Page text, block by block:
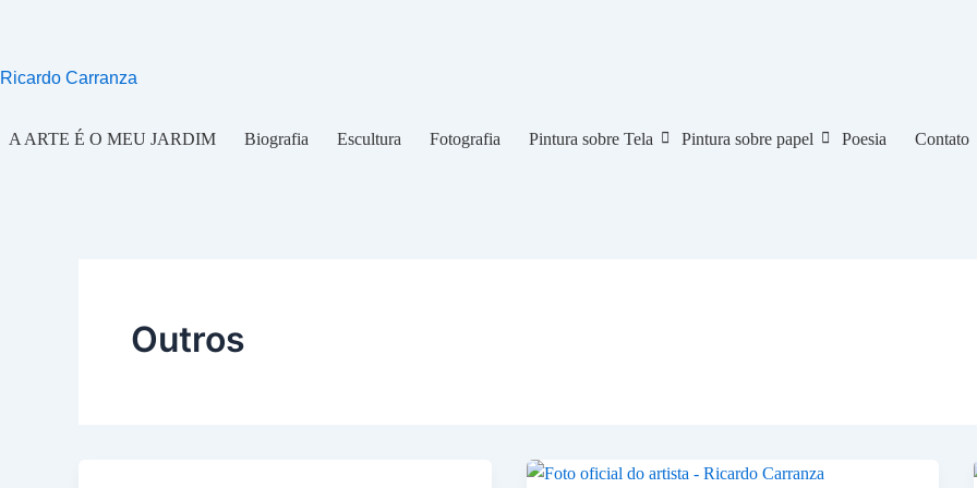
oRicardo Carranza
A ARTE É O MEU JARDIM Biografia Escultura Fotografia Pintura sobre Tela Pintura sobre papel Poesia Contato
Outros